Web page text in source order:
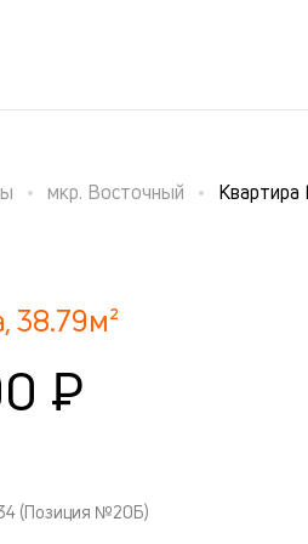
мкр. Восточный
38.79м²
₽
(Позиция №20Б)